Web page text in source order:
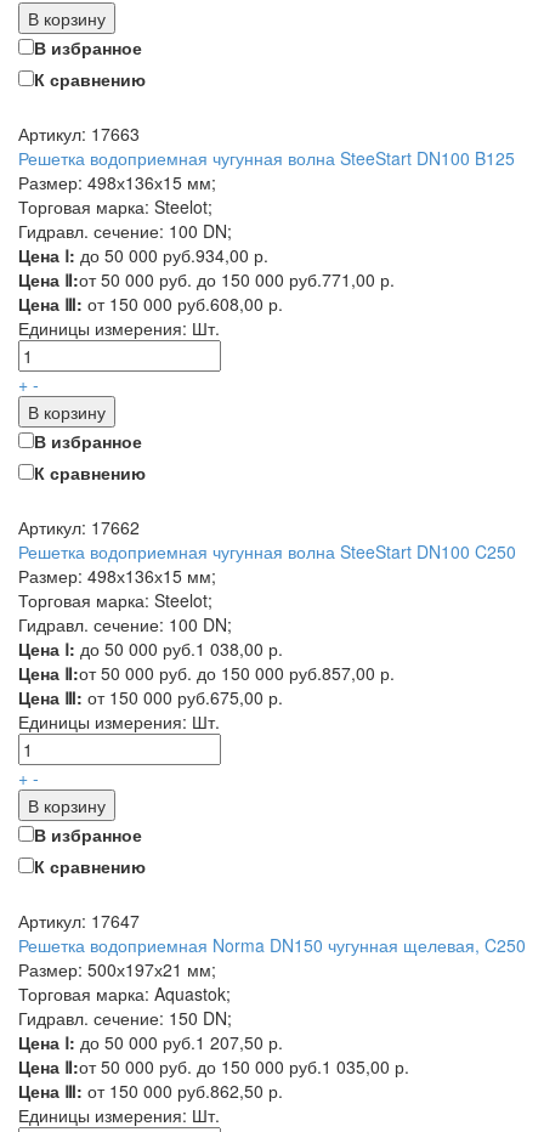
В корзину
В избранное
К сравнению
Артикул: 17663
Решетка водоприемная чугунная волна SteeStart DN100 B125
Размер: 498х136х15 мм;
Торговая марка: Steelot;
Гидравл. сечение: 100 DN;
Цена Ⅰ: до 50 000 руб.934,00 р.
Цена Ⅱ:от 50 000 руб. до 150 000 руб.771,00 р.
Цена Ⅲ: от 150 000 руб.608,00 р.
Единицы измерения: Шт.
+ -
В корзину
В избранное
К сравнению
Артикул: 17662
Решетка водоприемная чугунная волна SteeStart DN100 C250
Размер: 498х136х15 мм;
Торговая марка: Steelot;
Гидравл. сечение: 100 DN;
Цена Ⅰ: до 50 000 руб.1 038,00 р.
Цена Ⅱ:от 50 000 руб. до 150 000 руб.857,00 р.
Цена Ⅲ: от 150 000 руб.675,00 р.
Единицы измерения: Шт.
+ -
В корзину
В избранное
К сравнению
Артикул: 17647
Решетка водоприемная Norma DN150 чугунная щелевая, C250
Размер: 500х197х21 мм;
Торговая марка: Aquastok;
Гидравл. сечение: 150 DN;
Цена Ⅰ: до 50 000 руб.1 207,50 р.
Цена Ⅱ:от 50 000 руб. до 150 000 руб.1 035,00 р.
Цена Ⅲ: от 150 000 руб.862,50 р.
Единицы измерения: Шт.